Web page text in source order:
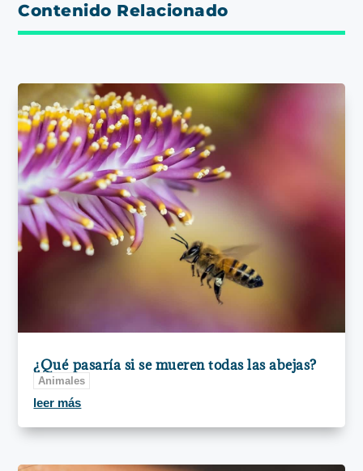
Contenido Relacionado
¿Qué pasaría si se mueren todas las abejas?
Animales
leer más